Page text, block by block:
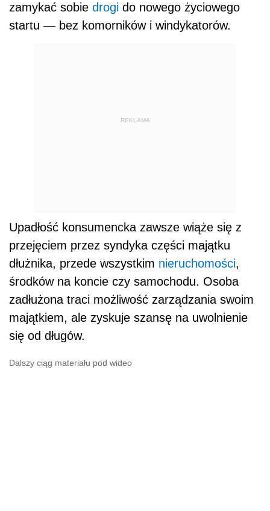
zamykać sobie drogi do nowego życiowego
startu — bez komorników i windykatorów.
REKLAMA
Upadłość konsumencka zawsze wiąże się z
przejęciem przez syndyka części majątku
dłużnika, przede wszystkim nieruchomości,
środków na koncie czy samochodu. Osoba
zadłużona traci możliwość zarządzania swoim
majątkiem, ale zyskuje szansę na uwolnienie
się od długów.
Dalszy ciąg materiału pod wideo